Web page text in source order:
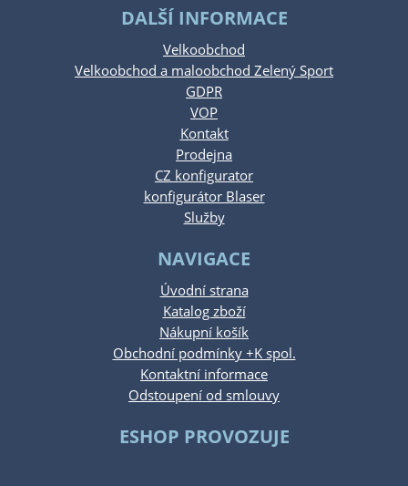
DALŠÍ INFORMACE
Velkoobchod
Velkoobchod a maloobchod Zelený Sport
GDPR
VOP
Kontakt
Prodejna
CZ konfigurator
konfigurátor Blaser
Služby
NAVIGACE
Úvodní strana
Katalog zboží
Nákupní košík
Obchodní podmínky +K spol.
Kontaktní informace
Odstoupení od smlouvy
ESHOP PROVOZUJE